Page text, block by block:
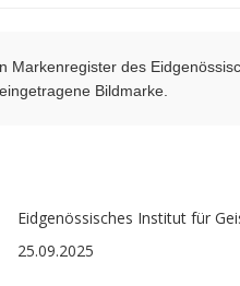
Markenregister des
Bildmarke.
Eidgenössisches Institut für
25.09.2025